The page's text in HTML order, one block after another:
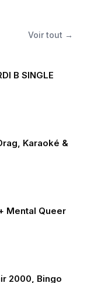
Voir tout →
B SINGLE
Karaoké &
Mental Queer
2000, Bingo